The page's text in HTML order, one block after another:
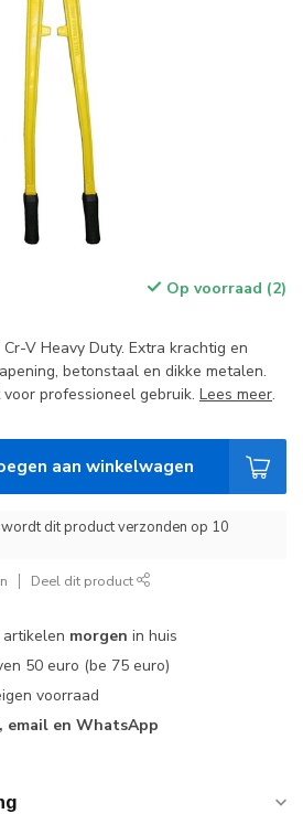
Op voorraad (2)
V Heavy Duty. Extra krachtig en
betonstaal en dikke metalen.
professioneel gebruik. Lees meer.
aan winkelwagen
dit product verzonden op 10
Deel dit product
morgen in huis
50 euro (be 75 euro)
voorraad
email en WhatsApp